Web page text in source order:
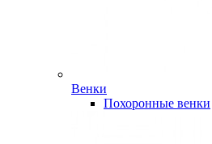
Венки
Похоронные венки